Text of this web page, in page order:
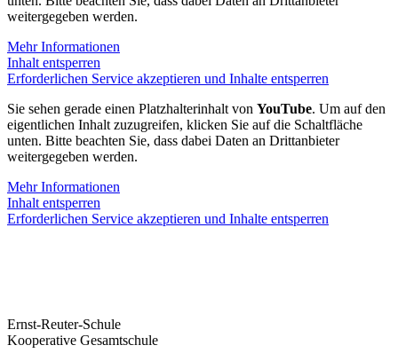
weitergegeben werden.
Mehr Informationen
Inhalt entsperren
Erforderlichen Service akzeptieren und Inhalte entsperren
Sie sehen gerade einen Platzhalterinhalt von YouTube. Um auf den
eigentlichen Inhalt zuzugreifen, klicken Sie auf die Schaltfläche
unten. Bitte beachten Sie, dass dabei Daten an Drittanbieter
weitergegeben werden.
Mehr Informationen
Inhalt entsperren
Erforderlichen Service akzeptieren und Inhalte entsperren
Ernst-Reuter-Schule
Kooperative Gesamtschule